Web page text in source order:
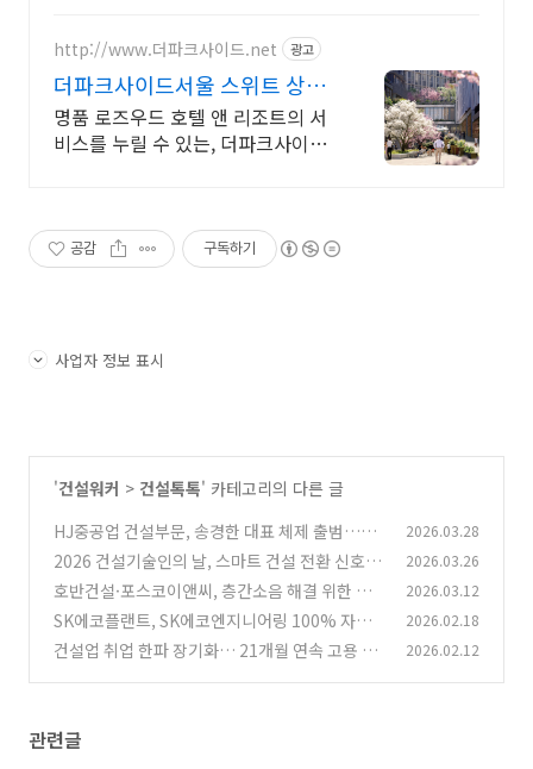
http://www.더파크사이드.net 광고
더파크사이드서울 스위트 상담
신세계백화점 프리미엄 몰까지
명품 로즈우드 호텔 앤 리조트의 서
비스를 누릴 수 있는, 더파크사이드
공감 구독하기
사업자 정보 표시
'건설워커 > 건설톡톡' 카테고리의 다른 글
HJ중공업 건설부문, 송경한 대표 체제 출범…수
익 중심 내실경영 강화
(0)
2026.03.28
2026 건설기술인의 날, 스마트 건설 전환 신호탄
(0)
2026.03.26
호반건설·포스코이앤씨, 층간소음 해결 위한 통
합 기술 개발 협력
(0)
2026.03.12
SK에코플랜트, SK에코엔지니어링 100% 자회
사로 편입…RCPS 3620억 전량 매입, AI 인프라
2026.02.18
건설업 취업 한파 장기화… 21개월 연속 고용 감
2026.02.12
관련글